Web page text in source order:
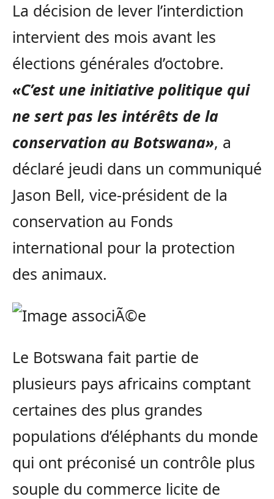
La décision de lever l’interdiction
intervient des mois avant les
élections générales d’octobre.
«C’est une initiative politique qui
ne sert pas les intérêts de la
conservation au Botswana», a
déclaré jeudi dans un communiqué
Jason Bell, vice-président de la
conservation au Fonds
international pour la protection
des animaux.
Le Botswana fait partie de
plusieurs pays africains comptant
certaines des plus grandes
populations d’éléphants du monde
qui ont préconisé un contrôle plus
souple du commerce licite de